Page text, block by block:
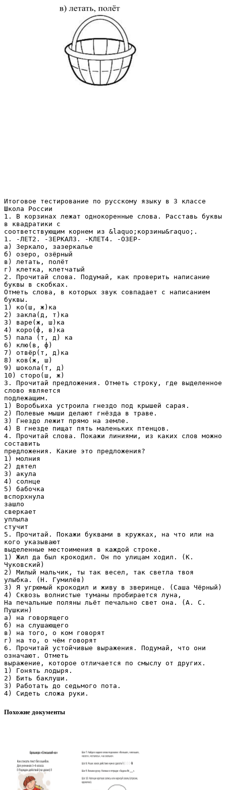
Итоговое тестирование по русскому языку в 3 классе
Школа России
1. В корзинах лежат однокоренные слова. Расставь буквы
в квадратики с
соответствующим корнем из &laquo;корзины&raquo;.
1. -ЛЕТ2. -ЗЕРКАЛ3. -КЛЕТ4. -ОЗЕР-
а) Зеркало, зазеркалье
б) озеро, озёрный
в) летать, полёт
г) клетка, клетчатый
2. Прочитай слова. Подумай, как проверить написание
буквы в скобках.
Отметь слова, в которых звук совпадает с написанием
буквы.
1) ко(ш, ж)ка
2) закла(д, т)ка
3) варе(ж, ш)ка
4) коро(ф, в)ка
5) пала (т, д) ка
6) клю(в, ф)
7) отвёр(т, д)ка
8) ков(ж, ш)
9) шокола(т, д)
10) сторо(ш, ж)
3. Прочитай предложения. Отметь строку, где выделенное
слово является
подлежащим.
1) Воробьиха устроила гнездо под крышей сарая.
2) Полевые мыши делают гнёзда в траве.
3) Гнездо лежит прямо на земле.
4) В гнезде пищат пять маленьких птенцов.
4. Прочитай слова. Покажи линиями, из каких слов можно
составить
предложения. Какие это предложения?
1) молния
2) дятел
3) акула
4) солнце
5) бабочка
вспорхнула
зашло
сверкает
уплыла
стучит
5. Прочитай. Покажи буквами в кружках, на что или на
кого указывают
выделенные местоимения в каждой строке.
1) Жил да был крокодил. Он по улицам ходил. (К.
Чуковский)
2) Милый мальчик, ты так весел, так светла твоя
улыбка. (Н. Гумилёв)
3) Я угрюмый крокодил и живу в зверинце. (Саша Чёрный)
4) Сквозь волнистые туманы пробирается луна,
На печальные поляны льёт печально свет она. (А. С.
Пушкин)
а) на говорящего
б) на слушающего
в) на того, о ком говорят
г) на то, о чём говорят
6. Прочитай устойчивые выражения. Подумай, что они
означают. Отметь
выражение, которое отличается по смыслу от других.
1) Гонять лодыря.
2) Бить баклуши.
3) Работать до седьмого пота.
Похожие документы